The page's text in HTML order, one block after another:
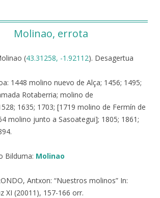
Molinao, errota
(43.31258, -1.92112). Desagertua
1448 molino nuevo de Alça; 1456; 1495;
Rotaberria; molino de
1635; 1703; [1719 molino de Fermín de
molino junto a Sasoategui]; 1805; 1861;
Bilduma: Molinao
Antxon: “Nuestros molinos” In:
XI (20011), 157-166 orr.